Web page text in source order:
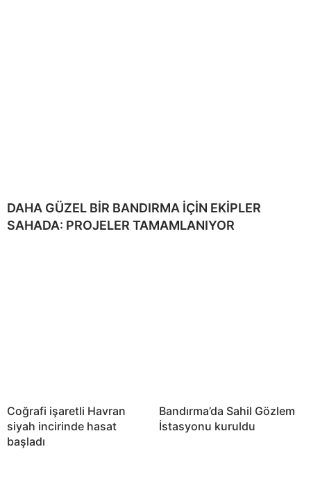
DAHA GÜZEL BİR BANDIRMA İÇİN EKİPLER
SAHADA: PROJELER TAMAMLANIYOR
Coğrafi işaretli Havran
siyah incirinde hasat
başladı
Bandırma’da Sahil Gözlem
İstasyonu kuruldu